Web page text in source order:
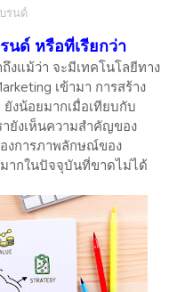
รนด์
ด์ หรือที่เรียกว่า
แม้ว่า จะมีเทคโนโลยีทาง
เข้ามา การสร้าง
งน้อยมากเมื่อเทียบกับ
ายังเห็นความสำคัญของ
งการภาพลักษณ์ของ
ากในปัจจุบันที่ขาดไม่ได้